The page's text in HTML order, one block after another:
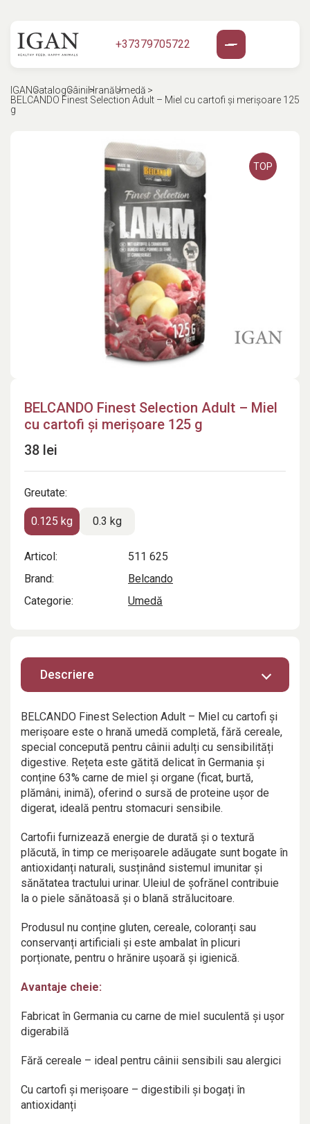
+37379705722
IGANCatalogCâiniHranăUmedă
BELCANDO Finest Selection Adult – Miel cu cartofi și merișoare 125
g
TOP
BELCANDO Finest Selection Adult – Miel
cu cartofi și merișoare 125 g
38 lei
Greutate:
0.125 kg 0.3 kg
Articol:
511 625
Brand:
Belcando
Categorie:
Umedă
Descriere
BELCANDO Finest Selection Adult – Miel cu cartofi și
merișoare este o hrană umedă completă, fără cereale,
special concepută pentru câinii adulți cu sensibilități
digestive. Rețeta este gătită delicat în Germania și
conține 63% carne de miel și organe (ficat, burtă,
plămâni, inimă), oferind o sursă de proteine ușor de
digerat, ideală pentru stomacuri sensibile.
Cartofii furnizează energie de durată și o textură
plăcută, în timp ce merișoarele adăugate sunt bogate în
antioxidanți naturali, susținând sistemul imunitar și
sănătatea tractului urinar. Uleiul de șofrănel contribuie
la o piele sănătoasă și o blană strălucitoare.
Produsul nu conține gluten, cereale, coloranți sau
conservanți artificiali și este ambalat în plicuri
porționate, pentru o hrănire ușoară și igienică.
Avantaje cheie:
Fabricat în Germania cu carne de miel suculentă și ușor
digerabilă
Fără cereale – ideal pentru câinii sensibili sau alergici
Cu cartofi și merișoare – digestibili și bogați în
antioxidanți